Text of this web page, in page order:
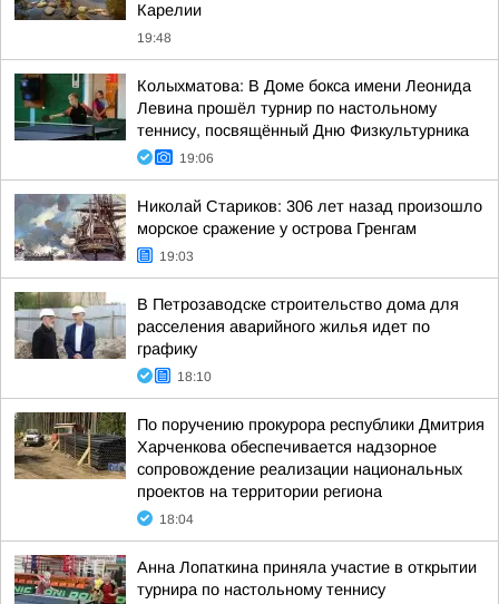
Карелии
19:48
Колыхматова: В Доме бокса имени Леонида
Левина прошёл турнир по настольному
теннису, посвящённый Дню Физкультурника
19:06
Николай Стариков: 306 лет назад произошло
морское сражение у острова Гренгам
19:03
В Петрозаводске строительство дома для
расселения аварийного жилья идет по
графику
18:10
По поручению прокурора республики Дмитрия
Харченкова обеспечивается надзорное
сопровождение реализации национальных
проектов на территории региона
18:04
Анна Лопаткина приняла участие в открытии
турнира по настольному теннису